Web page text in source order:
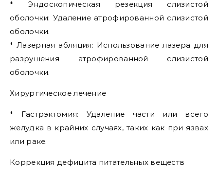
* Эндоскопическая резекция слизистой
оболочки: Удаление атрофированной слизистой
оболочки.
* Лазерная абляция: Использование лазера для
разрушения атрофированной слизистой
оболочки.
Хирургическое лечение
* Гастрэктомия: Удаление части или всего
желудка в крайних случаях, таких как при язвах
или раке.
Коррекция дефицита питательных веществ